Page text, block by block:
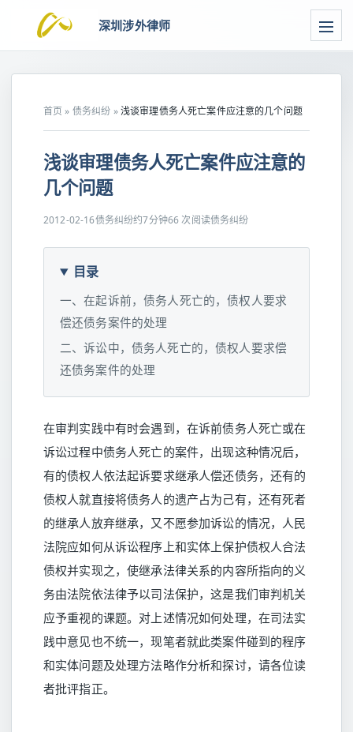
深圳涉外律师
首页 » 债务纠纷 »浅谈审理债务人死亡案件应注意的几个问题
浅谈审理债务人死亡案件应注意的
几个问题
2012-02-16债务纠纷约7分钟66 次阅读债务纠纷
目录
一、在起诉前，债务人死亡的，债权人要求
偿还债务案件的处理
二、诉讼中，债务人死亡的，债权人要求偿
还债务案件的处理
在审判实践中有时会遇到，在诉前债务人死亡或在
诉讼过程中债务人死亡的案件，出现这种情况后，
有的债权人依法起诉要求继承人偿还债务，还有的
债权人就直接将债务人的遗产占为己有，还有死者
的继承人放弃继承，又不愿参加诉讼的情况，人民
法院应如何从诉讼程序上和实体上保护债权人合法
债权并实现之，使继承法律关系的内容所指向的义
务由法院依法律予以司法保护，这是我们审判机关
应予重视的课题。对上述情况如何处理，在司法实
践中意见也不统一，现笔者就此类案件碰到的程序
和实体问题及处理方法略作分析和探讨，请各位读
者批评指正。